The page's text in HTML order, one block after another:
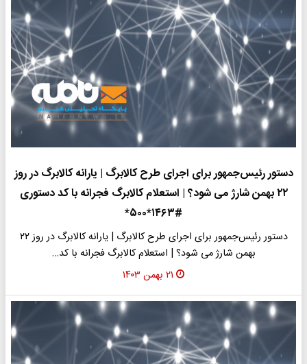
دستور رئیس‌جمهور برای اجرای طرح کالابرگ | یارانه کالابرگ در روز
۲۲ بهمن شارژ می شود؟ | استعلام کالابرگ فجرانه با کد دستوری
#۱۴۶۳*۵۰۰*
دستور رئیس‌جمهور برای اجرای طرح کالابرگ | یارانه کالابرگ در روز ۲۲
بهمن شارژ می شود؟ | استعلام کالابرگ فجرانه با کد…
۲۱ بهمن ۱۴۰۳